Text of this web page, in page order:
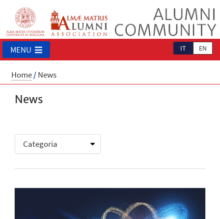
IT EN
MENU
Home/News
News